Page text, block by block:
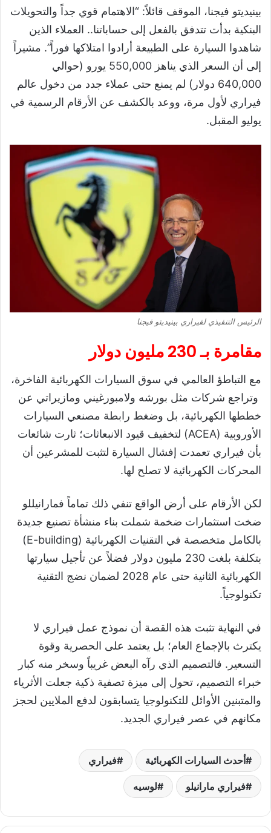
بينيديتو فيجنا، الموقف قائلاً: “الاهتمام قوي جداً والتحويلات
البنكية بدأت تتدفق بالفعل إلى حساباتنا.. العملاء الذين
شاهدوا السيارة على الطبيعة أرادوا امتلاكها فوراً”. مشيراً
إلى أن السعر الذي يناهز 550,000 يورو (حوالي
640,000 دولار) لم يمنع حتى عملاء جدد من دخول عالم
فيراري لأول مرة، ووعد بالكشف عن الأرقام الرسمية في
يوليو المقبل.
الرئيس التنفيذي لفيراري بينيديتو فيجنا
​مقامرة بـ 230 مليون دولار
​مع التباطؤ العالمي في سوق السيارات الكهربائية الفاخرة،
وتراجع شركات مثل بورشه ولامبورغيني ومازيراتي عن
خططها الكهربائية، بل وضغط رابطة مصنعي السيارات
الأوروبية (ACEA) لتخفيف قيود الانبعاثات؛ ثارت شائعات
بأن فيراري تعمدت إفشال السيارة لتثبت للمشرعين أن
المحركات الكهربائية لا تصلح لها.
​لكن الأرقام على أرض الواقع تنفي ذلك تماماً فمارانيللو
ضخت استثمارات ضخمة شملت بناء منشأة تصنيع جديدة
بالكامل متخصصة في التقنيات الكهربائية (E-building)
بتكلفة بلغت 230 مليون دولار فضلاً عن تأجيل سيارتها
الكهربائية الثانية حتى عام 2028 لضمان نضج التقنية
تكنولوجياً.
في النهاية تثبت هذه القصة أن نموذج عمل فيراري لا
يكترث بالإجماع العام؛ بل يعتمد على الحصرية وقوة
التسعير. فالتصميم الذي رآه البعض غريباً وسخر منه كبار
خبراء التصميم، تحول إلى ميزة تصفية ذكية جعلت الأثرياء
والمتبنين الأوائل للتكنولوجيا يتسابقون لدفع الملايين لحجز
مكانهم في عصر فيراري الجديد.
أحدث السيارات الكهربائية فيراري
فيراري مارانيلو لوسيه